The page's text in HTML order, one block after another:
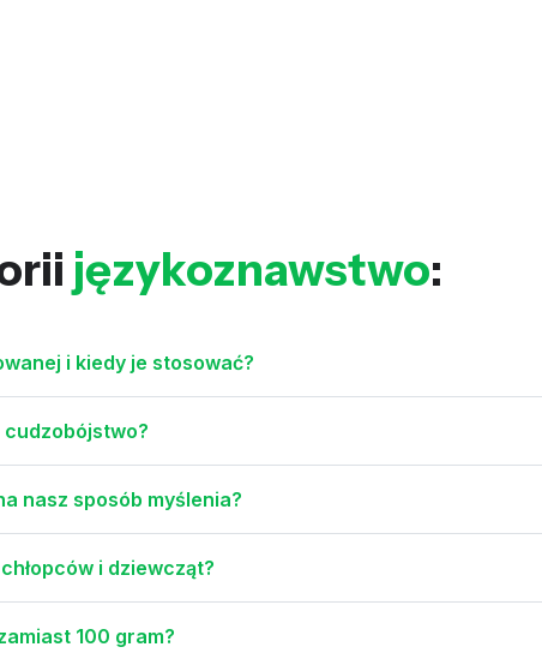
językoznawstwo:
i kiedy je stosować?
cudzobójstwo?
nasz sposób myślenia?
i dziewcząt?
100 gram?